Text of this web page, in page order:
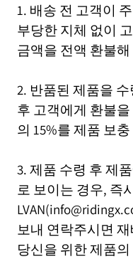
1. 배송 전 고객이
부당한 지체 없이
금액을 전액 환불
2. 반품된 제품을
후 고객에게 환불
의 15%를 제품 보
3. 제품 수령 후 제
로 보이는 경우, 즉
보내 연락주시면
당신을 위한 제품